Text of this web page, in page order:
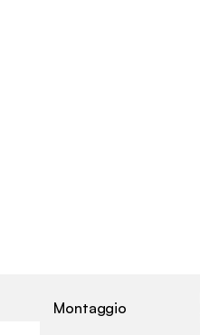
Montaggio